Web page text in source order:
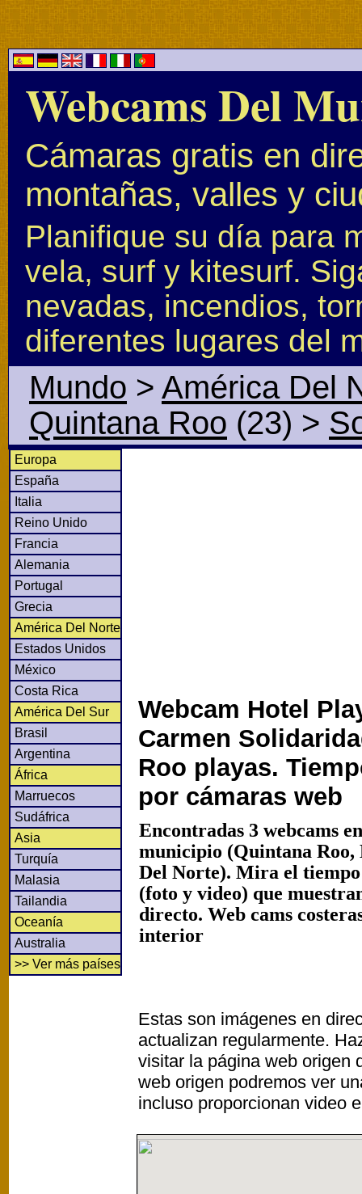
Webcams Del
Cámaras gratis en
montañas, valles y
Planifique su día para
vela, surf y kitesurf.
nevadas, incendios,
diferentes lugares del
Mundo > América Del
Quintana Roo (23) >
Europa
España
Italia
Reino Unido
Francia
Alemania
Portugal
Grecia
América Del Norte
Estados Unidos
México
Costa Rica
América Del Sur
Brasil
Argentina
África
Marruecos
Sudáfrica
Asia
Turquía
Malasia
Tailandia
Oceanía
Australia
>> Ver más países
Webcam Hotel
Carmen
Roo playas.
por cámaras web
Encontradas 3 webcams
municipio (Quintana
Del Norte). Mira el
(foto y video) que
directo. Web cams
interior
Estas son imágenes en
actualizan regularmente.
visitar la página web origen
web origen podremos ver
incluso proporcionan video